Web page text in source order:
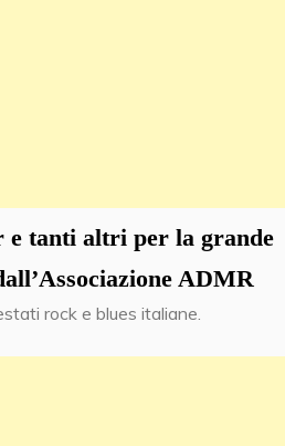
e tanti altri per la grande
ADMR
rock e blues italiane.